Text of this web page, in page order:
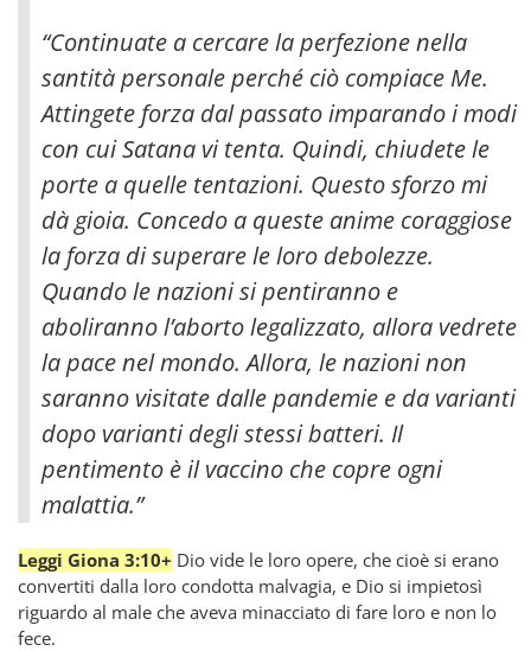
“Continuate a cercare la perfezione nella
santità personale perché ciò compiace Me.
Attingete forza dal passato imparando i modi
con cui Satana vi tenta. Quindi, chiudete le
porte a quelle tentazioni. Questo sforzo mi
dà gioia. Concedo a queste anime coraggiose
la forza di superare le loro debolezze.
Quando le nazioni si pentiranno e
aboliranno l’aborto legalizzato, allora vedrete
la pace nel mondo. Allora, le nazioni non
saranno visitate dalle pandemie e da varianti
dopo varianti degli stessi batteri. Il
pentimento è il vaccino che copre ogni
malattia.”
Leggi Giona 3:10+ Dio vide le loro opere, che cioè si erano
convertiti dalla loro condotta malvagia, e Dio si impietosì
riguardo al male che aveva minacciato di fare loro e non lo
fece.